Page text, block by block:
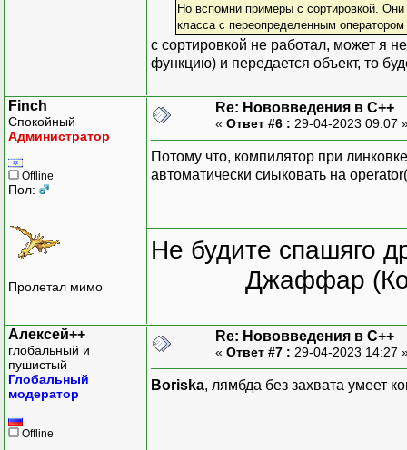
Но вспомни примеры с сортировкой.
класса с переопределенным оператором
с сортировкой не работал, может я
функцию) и передается объект, то
Finch
Спокойный
Администратор
Offline
Пол:
Пролетал мимо
Re: Нововведения в С++
« Ответ #6 : 29-04-2023 09:07
Потому что, компилятор при
автоматически сиыковать на
Не будите спашяго
Джаффар
Алексей++
глобальный и
пушистый
Глобальный
модератор
Offline
Re: Нововведения в С++
« Ответ #7 : 29-04-2023 14:27
Boriska, лямбда без захвата умеет